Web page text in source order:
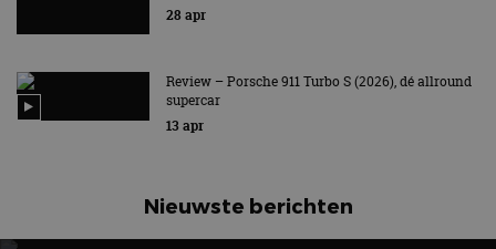
28 apr
Review – Porsche 911 Turbo S (2026), dé allround
supercar
13 apr
Nieuwste berichten